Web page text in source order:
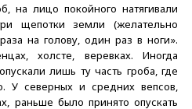
на лицо покойного натягивали
щепотки земли (желательно
на голову, один раз в ноги».
холсте, веревках. Иногда
лишь ту часть гроба, где
У северных и средних вепсов,
раньше было принято опускать